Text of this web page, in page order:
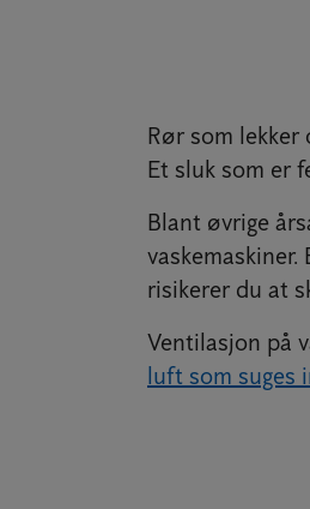
Rør som lekker
Et sluk som er
Blant øvrige
vaskemaskiner.
risikerer du at
Ventilasjon på
luft som suges